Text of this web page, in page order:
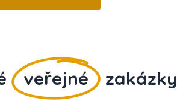
veřejné zakázky